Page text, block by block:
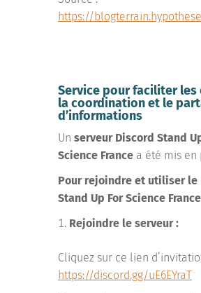
https://
Service pour faciliter les
la coordination et le
d’informations
Un serveur Discord Stand
Science Francea été mis en
Pour rejoindre et utiliser le
Stand Up For Science
Rejoindre le serveur :
Cliquez sur ce lien
https://discord.gg/uE6EYraT